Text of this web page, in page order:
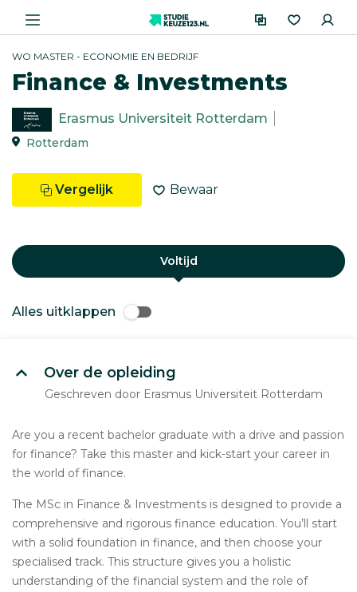
WO MASTER - ECONOMIE EN BEDRIJF
Finance & Investments
Erasmus Universiteit Rotterdam
Rotterdam
Vergelijk Bewaar
Voltijd
Alles uitklappen
Over de opleiding
Geschreven door Erasmus Universiteit Rotterdam
Are you a recent bachelor graduate with a drive and passion
for finance? Take this master and kick-start your career in
the world of finance.
The MSc in Finance & Investments is designed to provide a
comprehensive and rigorous finance education. You’ll start
with a solid foundation in finance, and then choose your
specialised track. This structure gives you a holistic
understanding of the financial system and the role of